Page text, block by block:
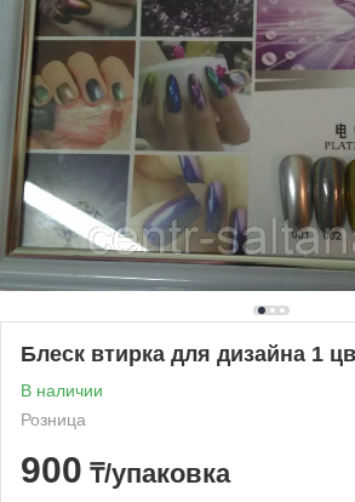
Блеск втирка для дизайна 1
В наличии
Розница
900 ₸/упаковка